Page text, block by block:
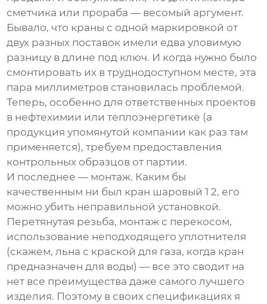
сметчика или прораба — весомый аргумент.
Бывало, что краны с одной маркировкой от
двух разных поставок имели едва уловимую
разницу в длине под ключ. И когда нужно было
смонтировать их в труднодоступном месте, эта
пара миллиметров становилась проблемой.
Теперь, особенно для ответственных проектов
в нефтехимии или теплоэнергетике (а
продукция упомянутой компании как раз там
применяется), требуем предоставления
контрольных образцов от партии.
И последнее — монтаж. Каким бы
качественным ни был кран шаровый 1 2, его
можно убить неправильной установкой.
Перетянутая резьба, монтаж с перекосом,
использование неподходящего уплотнителя
(скажем, льна с краской для газа, когда кран
предназначен для воды) — все это сводит на
нет все преимущества даже самого лучшего
изделия. Поэтому в своих спецификациях я